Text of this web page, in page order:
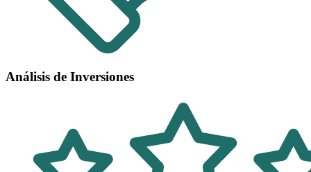
Análisis de Inversiones